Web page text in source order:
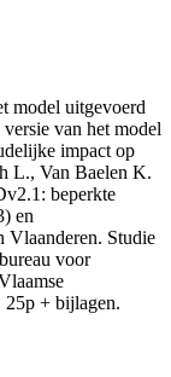
model uitgevoerd
van het model
impact op
L., Van Baelen K.
beperkte
en
Studie
voor
+ bijlagen.